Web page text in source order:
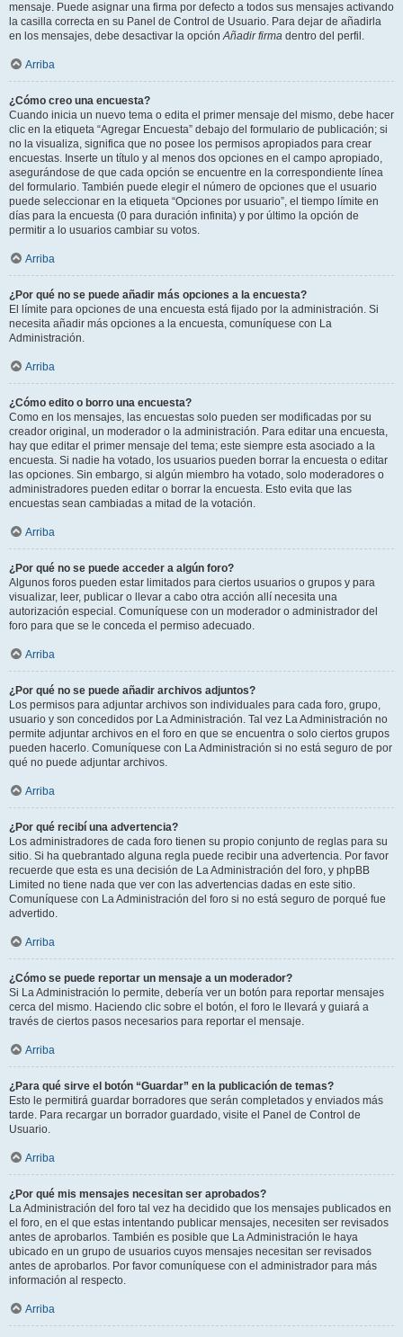
mensaje. Puede asignar una firma por defecto a todos sus mensajes activando
la casilla correcta en su Panel de Control de Usuario. Para dejar de añadirla
en los mensajes, debe desactivar la opciónAñadir firma dentro del perfil.
Arriba
¿Cómo creo una encuesta?
Cuando inicia un nuevo tema o edita el primer mensaje del mismo, debe hacer
clic en la etiqueta “Agregar Encuesta” debajo del formulario de publicación; si
no la visualiza, significa que no posee los permisos apropiados para crear
encuestas. Inserte un título y al menos dos opciones en el campo apropiado,
asegurándose de que cada opción se encuentre en la correspondiente línea
del formulario. También puede elegir el número de opciones que el usuario
puede seleccionar en la etiqueta “Opciones por usuario”, el tiempo límite en
días para la encuesta (0 para duración infinita) y por último la opción de
permitir a lo usuarios cambiar su votos.
Arriba
¿Por qué no se puede añadir más opciones a la encuesta?
El límite para opciones de una encuesta está fijado por la administración. Si
necesita añadir más opciones a la encuesta, comuníquese con La
Administración.
Arriba
¿Cómo edito o borro una encuesta?
Como en los mensajes, las encuestas solo pueden ser modificadas por su
creador original, un moderador o la administración. Para editar una encuesta,
hay que editar el primer mensaje del tema; este siempre esta asociado a la
encuesta. Si nadie ha votado, los usuarios pueden borrar la encuesta o editar
las opciones. Sin embargo, si algún miembro ha votado, solo moderadores o
administradores pueden editar o borrar la encuesta. Esto evita que las
encuestas sean cambiadas a mitad de la votación.
Arriba
¿Por qué no se puede acceder a algún foro?
Algunos foros pueden estar limitados para ciertos usuarios o grupos y para
visualizar, leer, publicar o llevar a cabo otra acción allí necesita una
autorización especial. Comuníquese con un moderador o administrador del
foro para que se le conceda el permiso adecuado.
Arriba
¿Por qué no se puede añadir archivos adjuntos?
Los permisos para adjuntar archivos son individuales para cada foro, grupo,
usuario y son concedidos por La Administración. Tal vez La Administración no
permite adjuntar archivos en el foro en que se encuentra o solo ciertos grupos
pueden hacerlo. Comuníquese con La Administración si no está seguro de por
qué no puede adjuntar archivos.
Arriba
¿Por qué recibí una advertencia?
Los administradores de cada foro tienen su propio conjunto de reglas para su
sitio. Si ha quebrantado alguna regla puede recibir una advertencia. Por favor
recuerde que esta es una decisión de La Administración del foro, y phpBB
Limited no tiene nada que ver con las advertencias dadas en este sitio.
Comuníquese con La Administración del foro si no está seguro de porqué fue
advertido.
Arriba
¿Cómo se puede reportar un mensaje a un moderador?
Si La Administración lo permite, debería ver un botón para reportar mensajes
cerca del mismo. Haciendo clic sobre el botón, el foro le llevará y guiará a
través de ciertos pasos necesarios para reportar el mensaje.
Arriba
¿Para qué sirve el botón “Guardar” en la publicación de temas?
Esto le permitirá guardar borradores que serán completados y enviados más
tarde. Para recargar un borrador guardado, visite el Panel de Control de
Usuario.
Arriba
¿Por qué mis mensajes necesitan ser aprobados?
La Administración del foro tal vez ha decidido que los mensajes publicados en
el foro, en el que estas intentando publicar mensajes, necesiten ser revisados
antes de aprobarlos. También es posible que La Administración le haya
ubicado en un grupo de usuarios cuyos mensajes necesitan ser revisados
antes de aprobarlos. Por favor comuníquese con el administrador para más
información al respecto.
Arriba